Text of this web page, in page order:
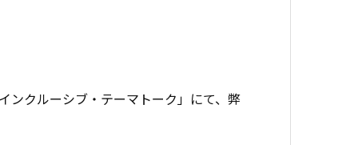
クルーシブ・テーマトーク」にて、 弊